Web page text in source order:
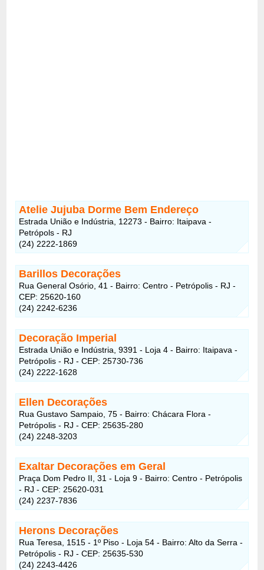
Atelie Jujuba Dorme Bem Endereço
Estrada União e Indústria, 12273 - Bairro: Itaipava -
Petrópols - RJ
(24) 2222-1869
Barillos Decorações
Rua General Osório, 41 - Bairro: Centro - Petrópolis - RJ -
CEP: 25620-160
(24) 2242-6236
Decoração Imperial
Estrada União e Indústria, 9391 - Loja 4 - Bairro: Itaipava -
Petrópolis - RJ - CEP: 25730-736
(24) 2222-1628
Ellen Decorações
Rua Gustavo Sampaio, 75 - Bairro: Chácara Flora -
Petrópolis - RJ - CEP: 25635-280
(24) 2248-3203
Exaltar Decorações em Geral
Praça Dom Pedro II, 31 - Loja 9 - Bairro: Centro - Petrópolis
- RJ - CEP: 25620-031
(24) 2237-7836
Herons Decorações
Rua Teresa, 1515 - 1º Piso - Loja 54 - Bairro: Alto da Serra -
Petrópolis - RJ - CEP: 25635-530
(24) 2243-4426